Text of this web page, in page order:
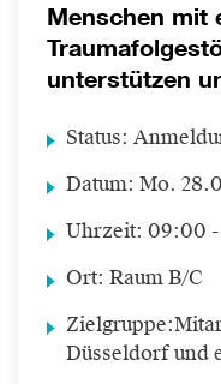
Menschen mit
unterstützen
Status:
Datum: Mo.
Uhrzeit: 09:00 -
Ort: Raum B/C
Zielgruppe:
Düsseldorf und